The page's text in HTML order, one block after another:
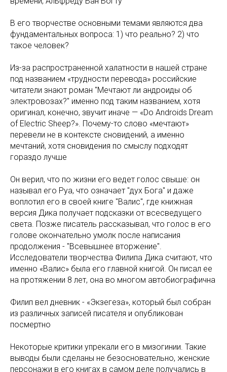
В его творчестве основными темами являются два
фундаментальных вопроса: 1) что реально? 2) что
такое человек?
Из-за распространенной халатности в нашей стране
под названием «трудности перевода» российские
читатели знают роман "Мечтают ли андроиды об
электровозах?" именно под таким названием, хотя
оригинал, конечно, звучит иначе — «Do Androids Dream
of Electric Sheep?». Почему-то слово «мечтают»
перевели не в контексте сновидений, а именно
мечтаний, хотя сновидения по смыслу подходят
гораздо лучше
Он верил, что по жизни его ведет голос свыше: он
называл его Руа, что означает "дух Бога" и даже
воплотил его в своей книге "Валис", где книжная
версия Дика получает подсказки от всесведущего
света. Позже писатель рассказывал, что голос в его
голове окончательно умолк после написания
продолжения - "Всевышнее вторжение".
Исследователи творчества Филипа Дика считают, что
именно «Валис» была его главной книгой. Он писал ее
на протяжении 8 лет, она во многом автобиографична
Филип вел дневник - «Экзегеза», который был собран
из различных записей писателя и опубликован
посмертно
Некоторые критики упрекали его в мизогинии. Такие
выводы были сделаны не безосновательно, женские
персонажи в его книгах в самом деле получались в